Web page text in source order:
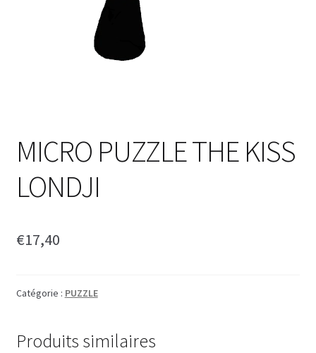
MICRO PUZZLE THE KISS
LONDJI
€17,40
Catégorie : PUZZLE
Produits similaires